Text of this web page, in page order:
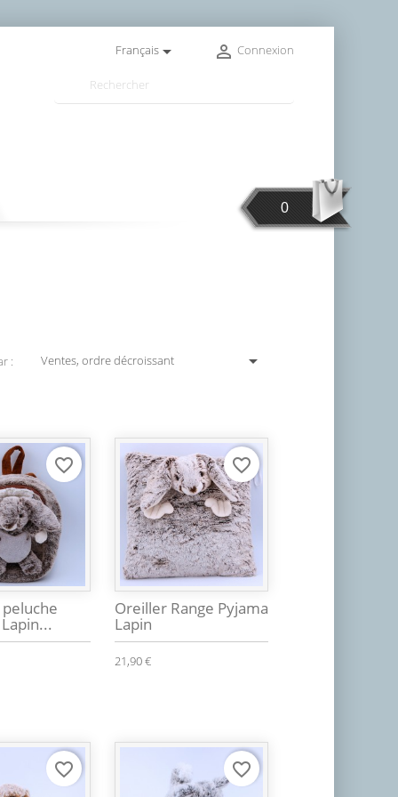
Français  Connexion
0
: Ventes, ordre décroissant 
peluche
favorite_border
Oreiller Range Pyjama
Lapin
21,90 €
favorite_border
favorite_border favorite_border